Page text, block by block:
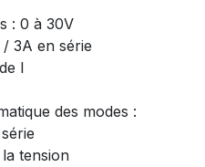
: 0 à 30V
3A en série
I
des modes :
tension